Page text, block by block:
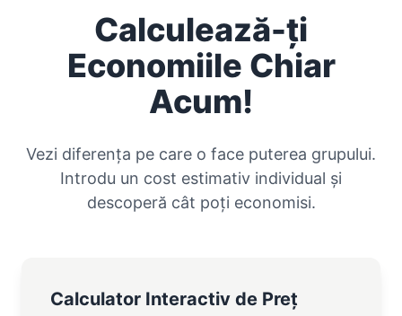
Calculează-ți
Economiile Chiar
Acum!
Vezi diferența pe care o face puterea grupului.
Introdu un cost estimativ individual și
descoperă cât poți economisi.
Calculator Interactiv de Preț